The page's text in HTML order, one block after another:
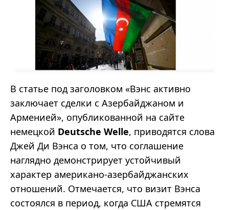
В статье под заголовком «Вэнс активно
заключает сделки с Азербайджаном и
Арменией», опубликованной на сайте
немецкой Deutsche Welle, приводятся слова
Джей Ди Вэнса о том, что соглашение
наглядно демонстрирует устойчивый
характер американо-азербайджанских
отношений. Отмечается, что визит Вэнса
состоялся в период, когда США стремятся